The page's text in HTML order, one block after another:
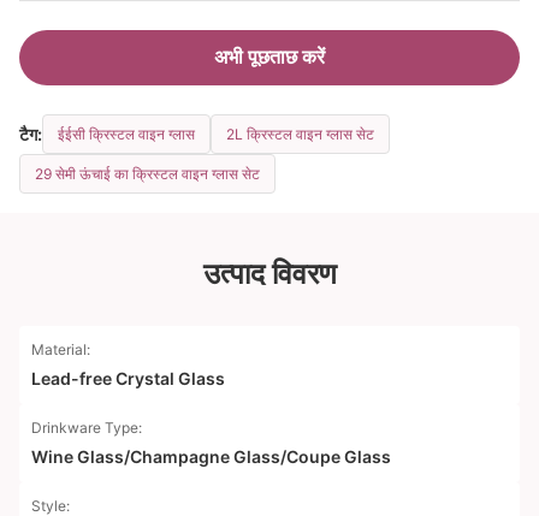
अभी पूछताछ करें
टैग: ईईसी क्रिस्टल वाइन ग्लास 2L क्रिस्टल वाइन ग्लास सेट
29 सेमी ऊंचाई का क्रिस्टल वाइन ग्लास सेट
उत्पाद विवरण
Material:
Lead-free Crystal Glass
Drinkware Type:
Wine Glass/Champagne Glass/Coupe Glass
Style: